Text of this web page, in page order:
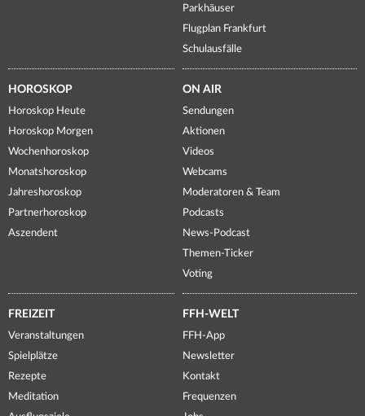
Parkhäuser
Flugplan Frankfurt
Schulausfälle
HOROSKOP
Horoskop Heute
Horoskop Morgen
Wochenhoroskop
Monatshoroskop
Jahreshoroskop
Partnerhoroskop
Aszendent
ON AIR
Sendungen
Aktionen
Videos
Webcams
Moderatoren & Team
Podcasts
News-Podcast
Themen-Ticker
Voting
FREIZEIT
Veranstaltungen
Spielplätze
Rezepte
Meditation
FFH-WELT
FFH-App
Newsletter
Kontakt
Frequenzen